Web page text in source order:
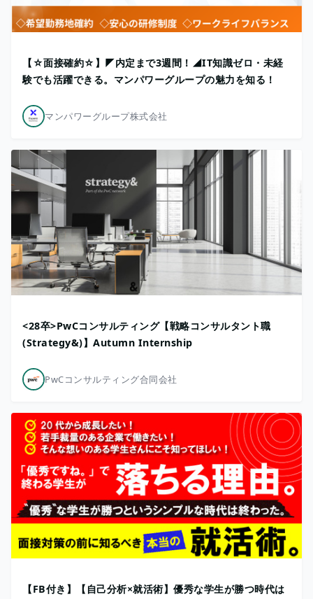
【☆面接確約☆】◤内定まで3週間！◢IT知識ゼロ・未経
験でも活躍できる。マンパワーグループの魅力を知る！
マンパワーグループ株式会社
<28卒>PwCコンサルティング【戦略コンサルタント職
(Strategy&)】Autumn Internship
PwCコンサルティング合同会社
【FB付き】【自己分析×就活術】優秀な学生が勝つ時代は